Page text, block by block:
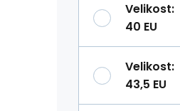
Velikost:
40 EU
Velikost:
43,5 EU